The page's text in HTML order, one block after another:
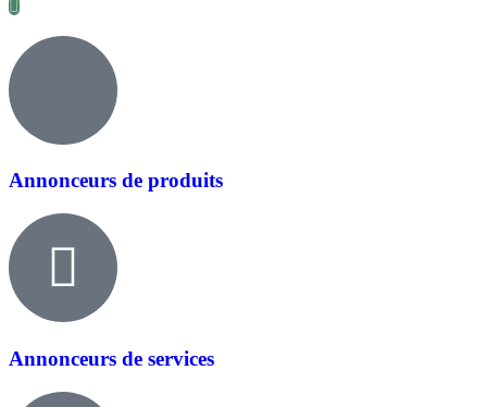
Annonceurs de produits
Annonceurs de services